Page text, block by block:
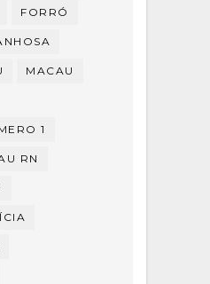
FORRÓ
MACAU
1
RN